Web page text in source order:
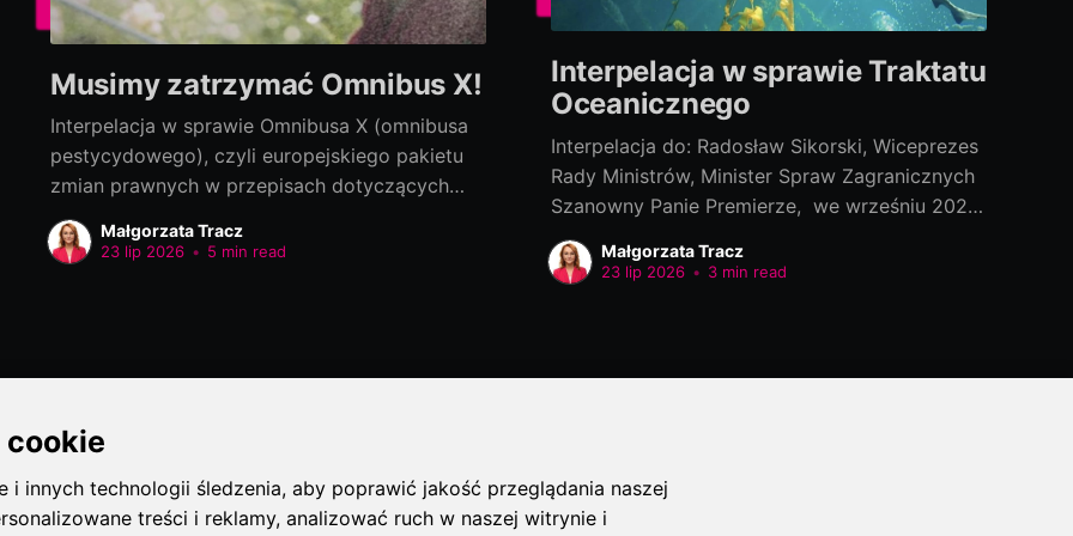
Musimy zatrzymać Omnibus X!
Interpelacja w sprawie Omnibusa X (omnibusa
pestycydowego), czyli europejskiego pakietu
zmian prawnych w przepisach dotyczących
bezpieczeństwa żywności Interpelacja do:
Jolanta Sobierańska-Grenda, Minister Zdrowia
Przepisy dotyczą
Małgorzata Tracz
23 lip 2026 • 5 min read
Interpelacja w sprawie Traktatu
Oceanicznego
Interpelacja do: Radosław Sikorski, Wiceprezes
Rady Ministrów, Minister Spraw Zagranicznych
Szanowny Panie Premierze, we wrześniu 2022
roku polski rząd podpisał „Porozumienie w
ramach Konwencji Narodów Zjednoczonych o
znajdujących się poza jurysdykcją krajową[1]”
Małgorzata Tracz
23 lip 2026 • 3 min read